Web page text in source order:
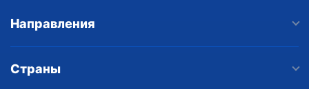
Направления
Страны